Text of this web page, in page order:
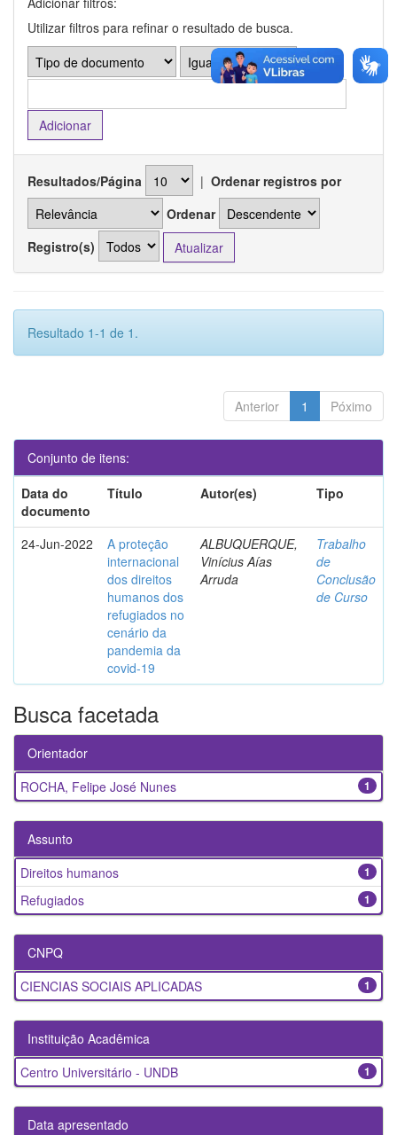
Utilizar filtros para refinar o resultado de busca.
Resultados/Página | Ordenar registros por
Ordenar
Registro(s)
Resultado 1-1 de 1.
Anterior 1 Póximo
Conjunto de itens:
Data do
documento
Título Autor(es) Tipo
24-Jun-2022
A proteção
internacional
dos direitos
humanos dos
refugiados no
cenário da
pandemia da
covid-19
ALBUQUERQUE,
Vinícius Aías
Arruda
Trabalho
de
Conclusão
de Curso
Busca facetada
Orientador
1
ROCHA, Felipe José Nunes
Assunto
1
Direitos humanos
1
Refugiados
CNPQ
1
CIENCIAS SOCIAIS APLICADAS
Instituição Acadêmica
1
Centro Universitário - UNDB
Data apresentado